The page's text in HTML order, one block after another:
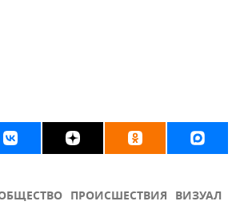
ПРОИСШЕСТВИЯ ВИЗУАЛ